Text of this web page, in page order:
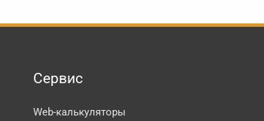
Сервис
Web-калькуляторы